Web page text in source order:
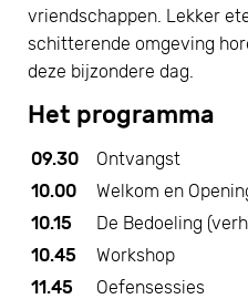
vriendschappen. Lekker
schitterende omgeving
deze bijzondere dag.
Het programma
09.30
Ontvangst
10.00
Welkom en
10.15
De Bedoeling
10.45
Workshop
11.45
Oefensessies